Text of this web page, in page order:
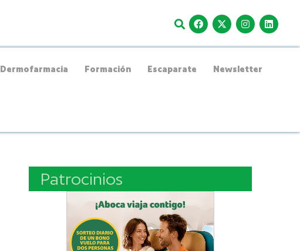
Dermofarmacia Formación Escaparate Newsletter
Patrocinios